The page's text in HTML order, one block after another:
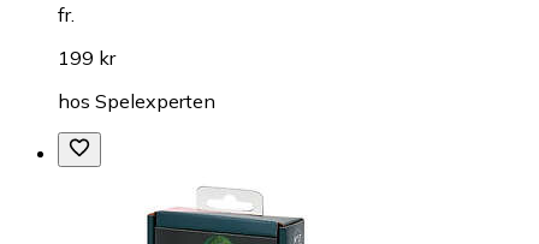
fr.
199 kr
hos Spelexperten